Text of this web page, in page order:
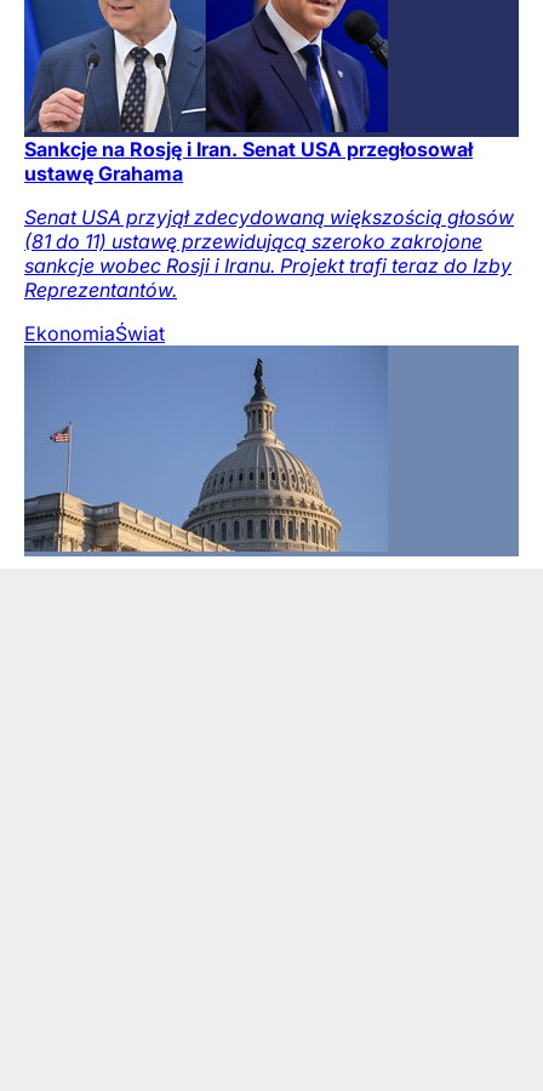
Sankcje na Rosję i Iran. Senat USA przegłosował
ustawę Grahama
Senat USA przyjął zdecydowaną większością głosów
(81 do 11) ustawę przewidującą szeroko zakrojone
sankcje wobec Rosji i Iranu. Projekt trafi teraz do Izby
Reprezentantów.
EkonomiaŚwiat